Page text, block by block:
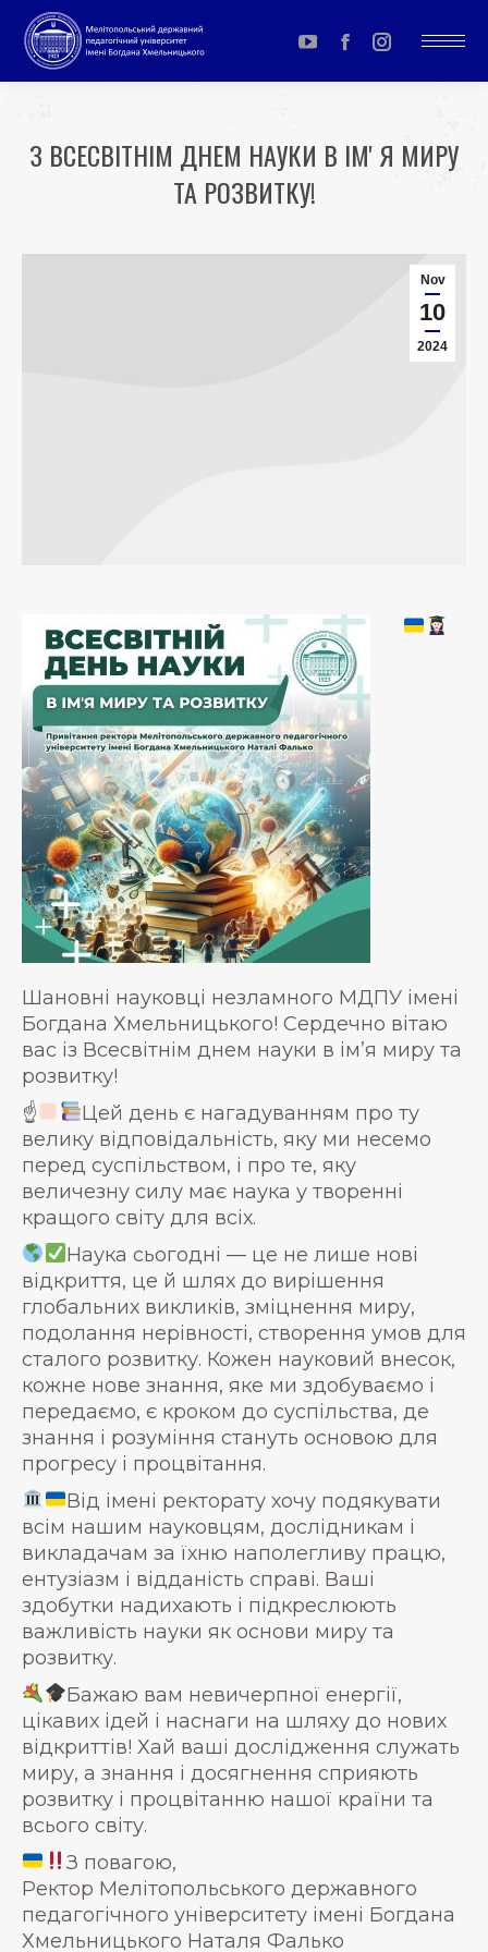
YouTube
page
in
new
Facebook
page
in
Instagram
page
in
З ВСЕСВІТНІМ ДНЕМ НАУКИ В ІМʼЯ МИРУ
ТА РОЗВИТКУ!
Nov
10
2024
Шановні науковці незламного МДПУ імені
Богдана Хмельницького! Сердечно вітаю
вас із Всесвітнім днем науки в ім’я миру та
розвитку!
☝
Цей день є нагадуванням про ту
велику відповідальність, яку ми несемо
перед суспільством, і про те, яку
величезну силу має наука у творенні
кращого світу для всіх.
Наука сьогодні — це не лише нові
відкриття, це й шлях до вирішення
глобальних викликів, зміцнення миру,
подолання нерівності, створення умов для
сталого розвитку. Кожен науковий внесок,
кожне нове знання, яке ми здобуваємо і
передаємо, є кроком до суспільства, де
знання і розуміння стануть основою для
прогресу і процвітання.
Від імені ректорату хочу подякувати
всім нашим науковцям, дослідникам і
викладачам за їхню наполегливу працю,
ентузіазм і відданість справі. Ваші
здобутки надихають і підкреслюють
важливість науки як основи миру та
розвитку.
Бажаю вам невичерпної енергії,
цікавих ідей і наснаги на шляху до нових
відкриттів! Хай ваші дослідження служать
миру, а знання і досягнення сприяють
розвитку і процвітанню нашої країни та
всього світу.
З повагою,
Ректор Мелітопольського державного
педагогічного університету імені Богдана
Хмельницького Наталя Фалько